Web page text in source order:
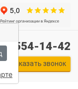
554-14-42
Заказать звонок